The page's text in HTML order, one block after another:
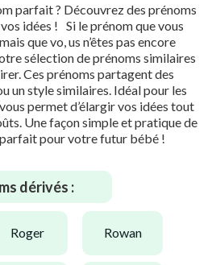
parfait ? Découvrez des prénoms
idées ! Si le prénom que vous
que vo, us n’êtes pas encore
sélection de prénoms similaires
Ces prénoms partagent des
un style similaires. Idéal pour les
permet d’élargir vos idées tout
Une façon simple et pratique de
pour votre futur bébé !
dérivés :
roger rowan